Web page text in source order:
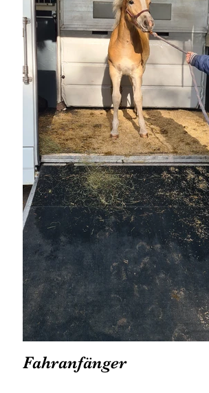
Fahranfänger